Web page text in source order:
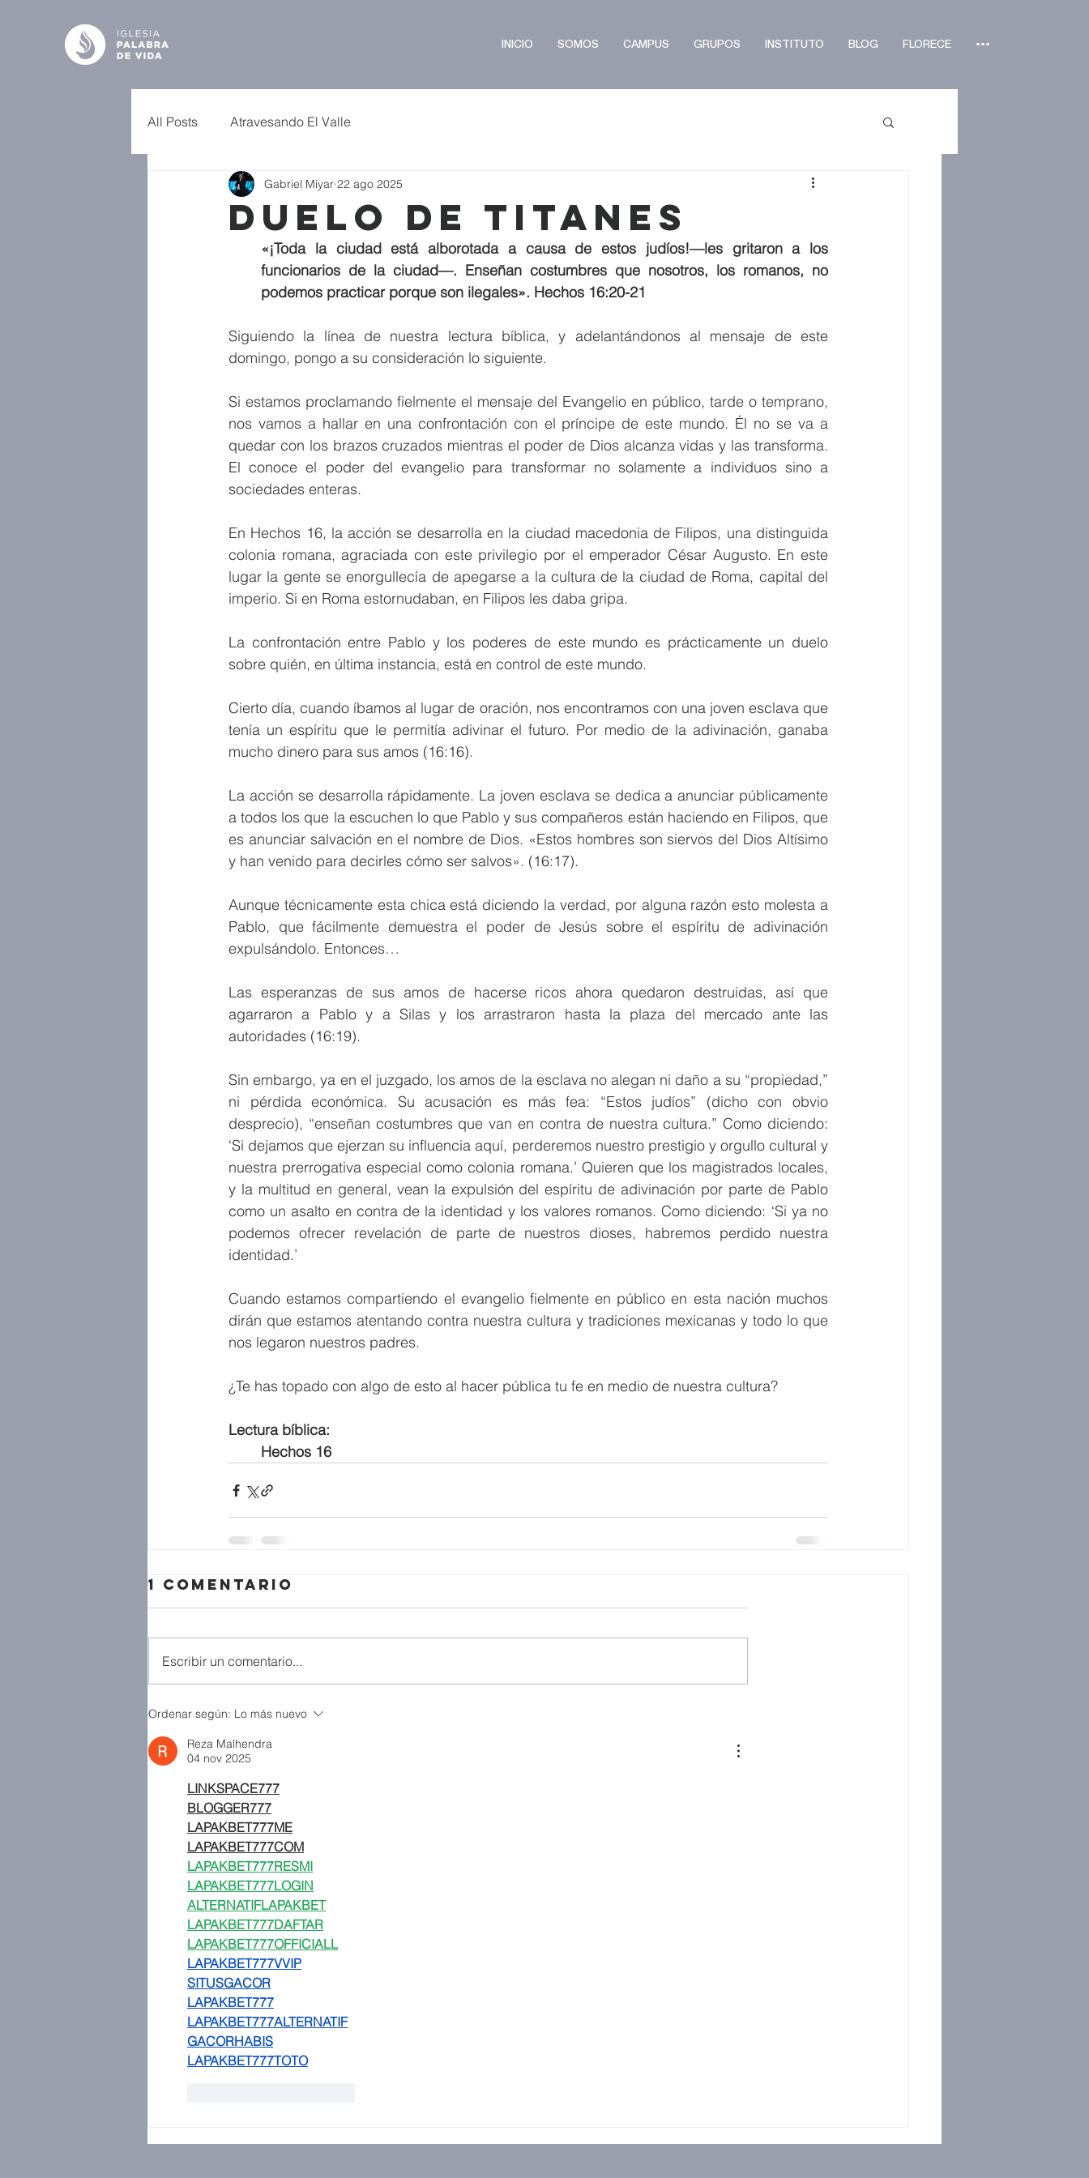
INICIO SOMOS CAMPUS GRUPOS INSTITUTO BLOG FLORECE •••
All Posts Atravesando El Valle
Duelo de Titanes
Gabriel Miyar 22 ago 2025
«¡Toda la ciudad está alborotada a causa de estos judíos!—les gritaron a los
funcionarios de la ciudad—. Enseñan costumbres que nosotros, los romanos, no
podemos practicar porque son ilegales». Hechos 16:20-21
Siguiendo la línea de nuestra lectura bíblica, y adelantándonos al mensaje de este
domingo, pongo a su consideración lo siguiente.
Si estamos proclamando fielmente el mensaje del Evangelio en público, tarde o temprano,
nos vamos a hallar en una confrontación con el príncipe de este mundo. Él no se va a
quedar con los brazos cruzados mientras el poder de Dios alcanza vidas y las transforma.
El conoce el poder del evangelio para transformar no solamente a individuos sino a
sociedades enteras.
En Hechos 16, la acción se desarrolla en la ciudad macedonia de Filipos, una distinguida
colonia romana, agraciada con este privilegio por el emperador César Augusto. En este
lugar la gente se enorgullecía de apegarse a la cultura de la ciudad de Roma, capital del
imperio. Si en Roma estornudaban, en Filipos les daba gripa.
La confrontación entre Pablo y los poderes de este mundo es prácticamente un duelo
sobre quién, en última instancia, está en control de este mundo.
Cierto día, cuando íbamos al lugar de oración, nos encontramos con una joven esclava que
tenía un espíritu que le permitía adivinar el futuro. Por medio de la adivinación, ganaba
mucho dinero para sus amos (16:16).
La acción se desarrolla rápidamente. La joven esclava se dedica a anunciar públicamente
a todos los que la escuchen lo que Pablo y sus compañeros están haciendo en Filipos, que
es anunciar salvación en el nombre de Dios. «Estos hombres son siervos del Dios Altísimo
y han venido para decirles cómo ser salvos». (16:17).
Aunque técnicamente esta chica está diciendo la verdad, por alguna razón esto molesta a
Pablo, que fácilmente demuestra el poder de Jesús sobre el espíritu de adivinación
expulsándolo. Entonces…
Las esperanzas de sus amos de hacerse ricos ahora quedaron destruidas, así que
agarraron a Pablo y a Silas y los arrastraron hasta la plaza del mercado ante las
autoridades (16:19).
Sin embargo, ya en el juzgado, los amos de la esclava no alegan ni daño a su “propiedad,”
ni pérdida económica. Su acusación es más fea: “Estos judíos” (dicho con obvio
desprecio), “enseñan costumbres que van en contra de nuestra cultura.” Como diciendo:
‘Si dejamos que ejerzan su influencia aquí, perderemos nuestro prestigio y orgullo cultural y
nuestra prerrogativa especial como colonia romana.’ Quieren que los magistrados locales,
y la multitud en general, vean la expulsión del espíritu de adivinación por parte de Pablo
como un asalto en contra de la identidad y los valores romanos. Como diciendo: ‘Si ya no
podemos ofrecer revelación de parte de nuestros dioses, habremos perdido nuestra
identidad.’
Cuando estamos compartiendo el evangelio fielmente en público en esta nación muchos
dirán que estamos atentando contra nuestra cultura y tradiciones mexicanas y todo lo que
nos legaron nuestros padres.
¿Te has topado con algo de esto al hacer pública tu fe en medio de nuestra cultura?
Lectura bíblica:
Hechos 16
1 comentario
Escribir un comentario...
Ordenar según: Lo más nuevo
Reza Malhendra
04 nov 2025
LINKSPACE777
BLOGGER777
LAPAKBET777ME
LAPAKBET777COM
LAPAKBET777RESMI
LAPAKBET777LOGIN
ALTERNATIFLAPAKBET
LAPAKBET777DAFTAR
LAPAKBET777OFFICIALL
LAPAKBET777VVIP
SITUSGACOR
LAPAKBET777
LAPAKBET777ALTERNATIF
GACORHABIS
LAPAKBET777TOTO